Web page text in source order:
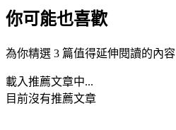
你可能也喜歡
為你精選 3 篇值得延伸閱讀的內容
載入推薦文章中...
目前沒有推薦文章